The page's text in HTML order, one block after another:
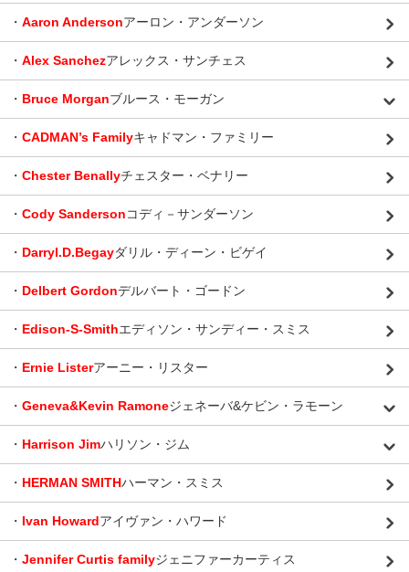
・ Aaron Andersonアーロン・アンダーソン
・ Alex Sanchezアレックス・サンチェス
・ Bruce Morganブルース・モーガン
・ CADMAN’s Familyキャドマン・ファミリー
・ Chester Benallyチェスター・ベナリー
・ Cody Sandersonコディ－サンダーソン
・ Darryl.D.Begayダリル・ディーン・ビゲイ
・ Delbert Gordonデルバート・ゴードン
・ Edison-S-Smithエディソン・サンディー・スミス
・ Ernie Listerアーニー・リスター
・ Geneva&Kevin Ramoneジェネーバ&ケビン・ラモーン
・ Harrison Jimハリソン・ジム
・ HERMAN SMITHハーマン・スミス
・ Ivan Howardアイヴァン・ハワード
・ Jennifer Curtis familyジェニファーカーティス